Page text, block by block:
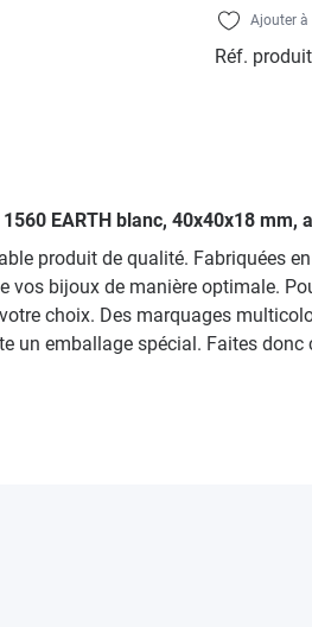
Ajouter à
Réf.
EARTH blanc, 40x40x18 mm,
produit de qualité. Fabriquées
bijoux de manière optimale.
choix. Des marquages
emballage spécial. Faites